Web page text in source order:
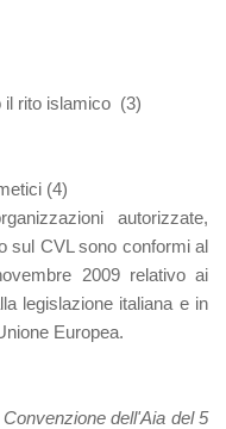
il rito islamico (3)
(4)
autorizzate,
sul CVL sono conformi al
2009 relativo ai
legislazione italiana e in
Europea.
dell'Aia del 5